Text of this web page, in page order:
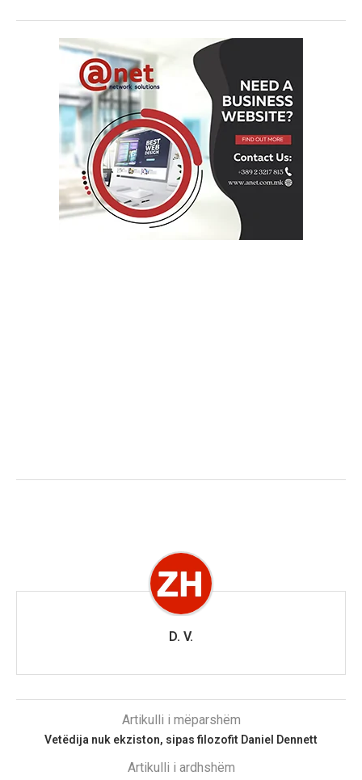
D. V.
Artikulli i mëparshëm
Vetëdija nuk ekziston, sipas filozofit Daniel Dennett
Artikulli i ardhshëm